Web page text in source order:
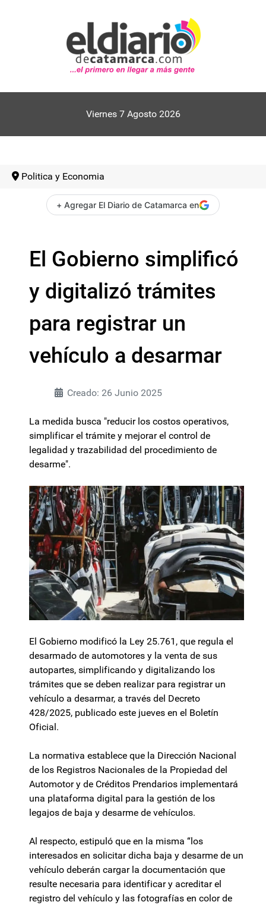
Viernes 7 Agosto 2026
Politica y Economia
+ Agregar El Diario de Catamarca en
El Gobierno simplificó
y digitalizó trámites
para registrar un
vehículo a desarmar
Creado: 26 Junio 2025
La medida busca "reducir los costos operativos,
simplificar el trámite y mejorar el control de
legalidad y trazabilidad del procedimiento de
desarme".
El Gobierno modificó la Ley 25.761, que regula el
desarmado de automotores y la venta de sus
autopartes, simplificando y digitalizando los
trámites que se deben realizar para registrar un
vehículo a desarmar, a través del Decreto
428/2025, publicado este jueves en el Boletín
Oficial.
La normativa establece que la Dirección Nacional
de los Registros Nacionales de la Propiedad del
Automotor y de Créditos Prendarios implementará
una plataforma digital para la gestión de los
legajos de baja y desarme de vehículos.
Al respecto, estipuló que en la misma “los
interesados en solicitar dicha baja y desarme de un
vehículo deberán cargar la documentación que
resulte necesaria para identificar y acreditar el
registro del vehículo y las fotografías en color de